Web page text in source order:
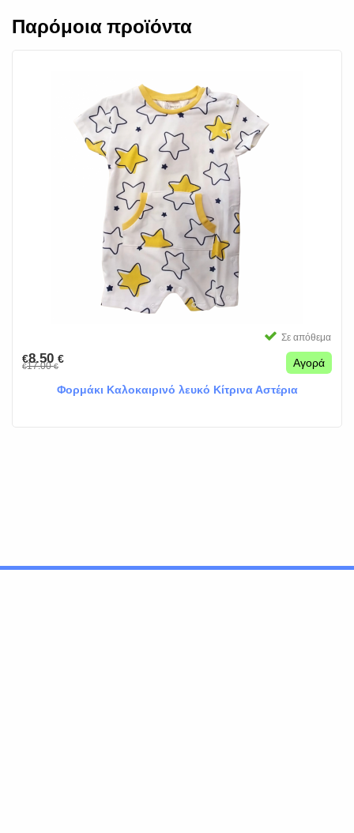
Παρόμοια προϊόντα
Σε απόθεμα
€8.50 €
€17.00€ Αγορά
Φορμάκι Καλοκαιρινό λευκό Κίτρινα Αστέρια